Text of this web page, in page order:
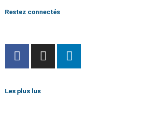
Restez connectés
F
a
e
b
I
n
L
i
Les plus lus